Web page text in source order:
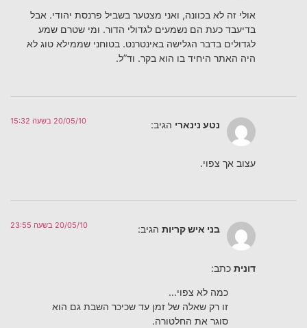
אולי זה לא בכוונה, ואני מצטער בשביל פרנסת יהודי. אבל
בדיעבד כעת הם נשמעים לגדולי הדור. ומי שטרם שמע
לגדולים בדבר הגלישה באינטרנט. בטוחני שממילא טוג לא
היה האתר היחיד בו הוא בקר. וד”ל.
נטע נינארי הגיב: 20/05/10 בשעה 15:32
עצוב אך צפוי.
בני איש קריות הגיב: 20/05/10 בשעה 23:55
דונית כתב:
כמה לא צפוי…
זו רק שאלה של זמן עד שכיכר השבת גם הוא
סוגר את החלטורה.